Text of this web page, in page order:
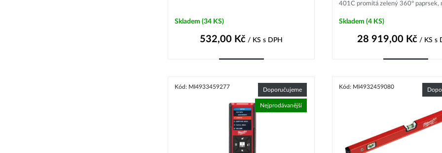
Skladem (34 KS)
532,00 Kč / KS s DPH
401C promítá zelený 360° paprsek,
Skladem (4 KS)
28 919,00 Kč/ KS s
Kód: MI4933459277 Doporučujeme
Nejprodávanější
Kód: MI4932459080